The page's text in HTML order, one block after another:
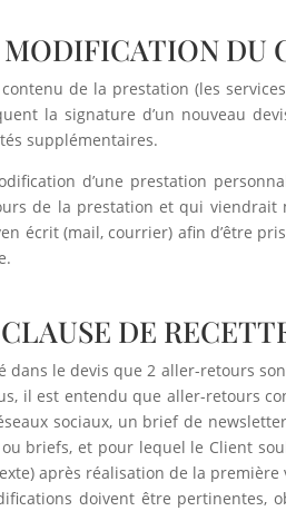
DU
de la prestation (les
la signature d’un nouveau
supplémentaires.
d’une prestation
de la prestation et qui viendrait
écrit (mail, courrier) afin d’être
DE
dans le devis que 2 aller-retours
il est entendu que aller-retours
sociaux, un brief de
briefs, et pour lequel le Client
après réalisation de la première
doivent être pertinentes,